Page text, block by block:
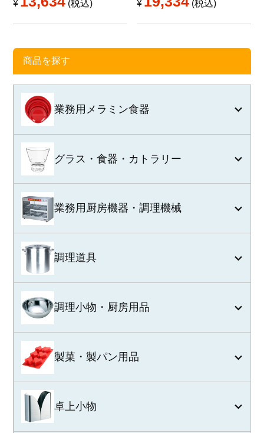
¥ 税込 ¥ 税込
商品を探す
業務用メラミン食器
グラス・食器・カトラリー
業務用厨房機器・調理機械
調理道具
調理小物・厨房用品
製菓・製パン用品
卓上小物